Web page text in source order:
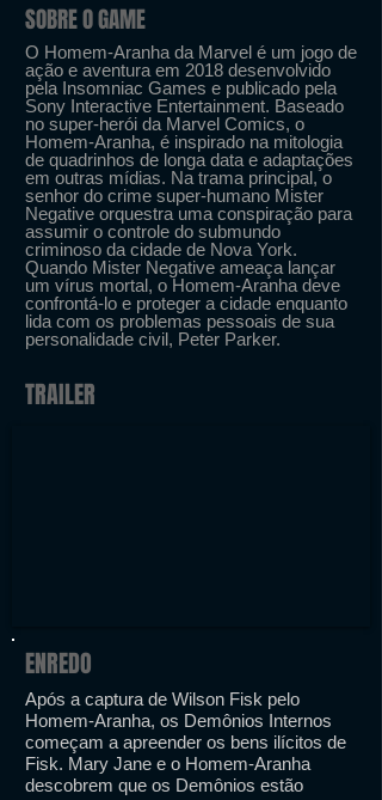
SOBRE O GAME
O Homem-Aranha da Marvel é um jogo de
ação e aventura em 2018 desenvolvido
pela Insomniac Games e publicado pela
Sony Interactive Entertainment. Baseado
no super-herói da Marvel Comics, o
Homem-Aranha, é inspirado na mitologia
de quadrinhos de longa data e adaptações
em outras mídias. Na trama principal, o
senhor do crime super-humano Mister
Negative orquestra uma conspiração para
assumir o controle do submundo
criminoso da cidade de Nova York.
Quando Mister Negative ameaça lançar
um vírus mortal, o Homem-Aranha deve
confrontá-lo e proteger a cidade enquanto
lida com os problemas pessoais de sua
personalidade civil, Peter Parker.
TRAILER
ENREDO
Após a captura de Wilson Fisk pelo
Homem-Aranha, os Demônios Internos
começam a apreender os bens ilícitos de
Fisk. Mary Jane e o Homem-Aranha
descobrem que os Demônios estão